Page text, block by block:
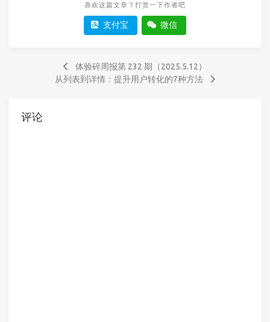
喜欢这篇文章？打赏一下作者吧
支付宝 微信
体验碎周报第 232 期（2025.5.12）
从列表到详情：提升用户转化的7种方法
评论